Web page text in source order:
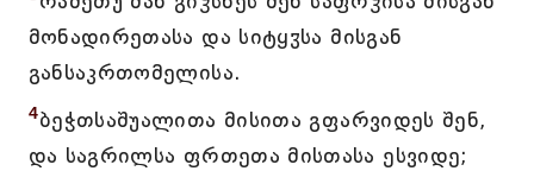
მონადირეთასა და სიტყჳსა მისგან
განსაკრთომელისა.
4ბეჭთსაშუალითა მისითა გფარვიდეს შენ,
და საგრილსა ფრთეთა მისთასა ესვიდე;